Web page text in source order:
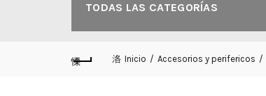
TODAS LAS CATEGORÍAS
Inicio Accesorios y perifericos